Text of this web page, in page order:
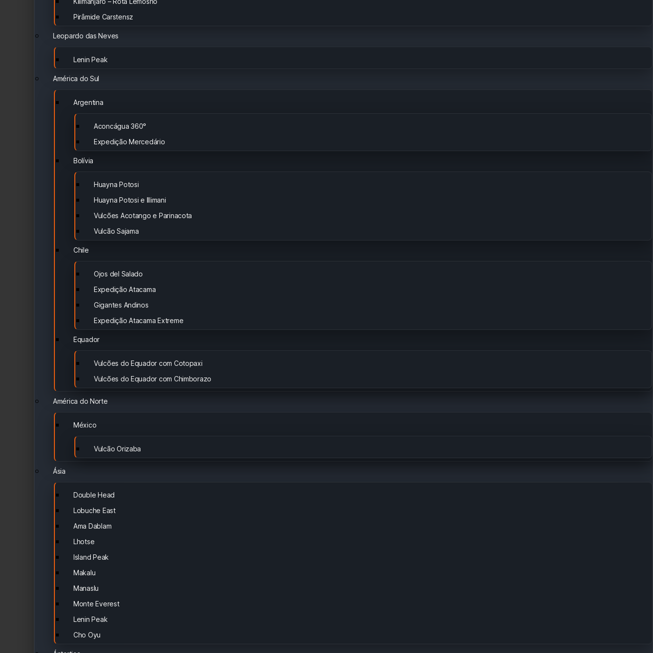
Pirâmide Carstensz
Leopardo das Neves
Lenin Peak
América do Sul
Argentina
Aconcágua 360°
Expedição Mercedário
Bolívia
Huayna Potosi
Huayna Potosi e Illimani
Vulcões Acotango e Parinacota
Vulcão Sajama
Chile
Ojos del Salado
Expedição Atacama
Gigantes Andinos
Expedição Atacama Extreme
Equador
Vulcões do Equador com Cotopaxi
Vulcões do Equador com Chimborazo
América do Norte
México
Vulcão Orizaba
Ásia
Double Head
Lobuche East
Ama Dablam
Lhotse
Island Peak
Makalu
Manaslu
Monte Everest
Lenin Peak
Cho Oyu